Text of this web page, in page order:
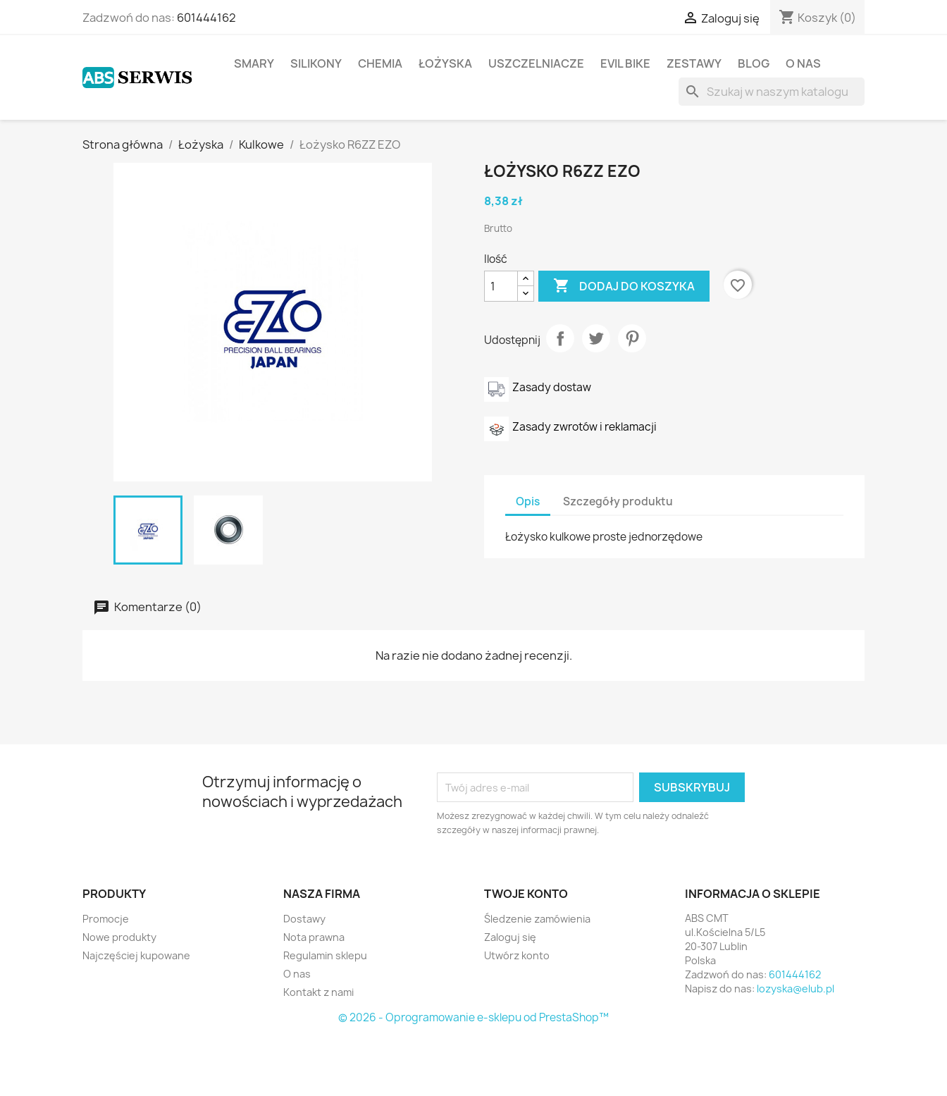
Zadzwoń do nas: 601444162  Zaloguj się shopping_cart Koszyk (0)
SMARY SILIKONY CHEMIA ŁOŻYSKA USZCZELNIACZE EVIL BIKE ZESTAWY BLOG O NAS
search
Strona główna Łożyska Kulkowe Łożysko R6ZZ EZO
ŁOŻYSKO R6ZZ EZO
8,38 zł
Brutto
Ilość
 DODAJ DO KOSZYKA favorite_border
Udostępnij
Zasady dostaw
Zasady zwrotów i reklamacji
Opis Szczegóły produktu
Łożysko kulkowe proste jednorzędowe
Komentarze (0)
Na razie nie dodano żadnej recenzji.
Otrzymuj informację o
nowościach i wyprzedażach
Możesz zrezygnować w każdej chwili. W tym celu należy odnaleźć
szczegóły w naszej informacji prawnej.
PRODUKTY
Promocje
Nowe produkty
Najczęściej kupowane
NASZA FIRMA
Dostawy
Nota prawna
Regulamin sklepu
O nas
Kontakt z nami
TWOJE KONTO
Śledzenie zamówienia
Zaloguj się
Utwórz konto
INFORMACJA O SKLEPIE
ABS CMT
ul.Kościelna 5/L5
20-307 Lublin
Polska
Zadzwoń do nas: 601444162
Napisz do nas: lozyska@elub.pl
© 2026 - Oprogramowanie e-sklepu od PrestaShop™